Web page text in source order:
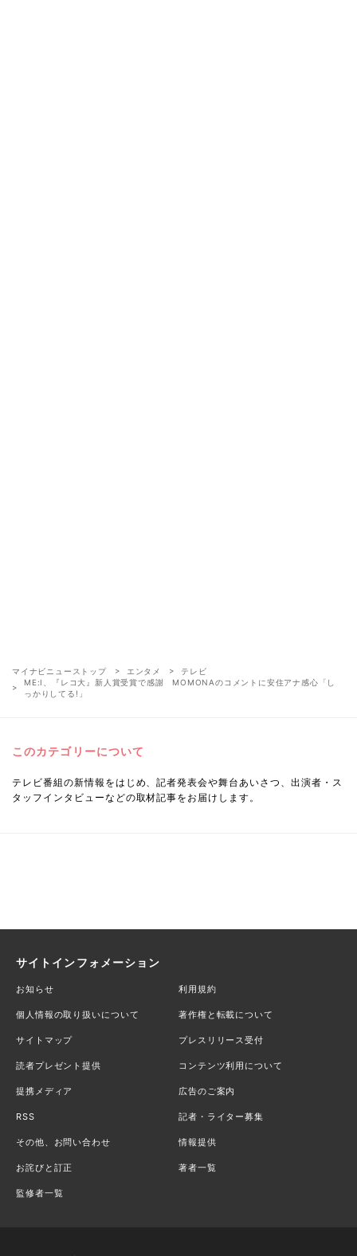
マイナビニューストップ エンタメ
テレビ
ME:I、『レコ大』新人賞受賞で感謝 MOMONAのコメントに安住アナ感心「し
っかりしてる!」
このカテゴリーについて
テレビ番組の新情報をはじめ、記者発表会や舞台あいさつ、出演者・ス
タッフインタビューなどの取材記事をお届けします。
サイトインフォメーション
お知らせ 利用規約
個人情報の取り扱いについて 著作権と転載について
サイトマップ プレスリリース受付
読者プレゼント提供 コンテンツ利用について
提携メディア 広告のご案内
RSS 記者・ライター募集
その他、お問い合わせ 情報提供
お詫びと訂正 著者一覧
監修者一覧